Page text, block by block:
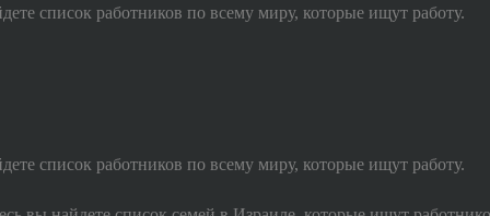
список работников по всему миру, которые ищут работу.
список работников по всему миру, которые ищут работу.